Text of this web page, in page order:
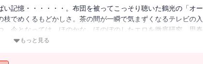
記憶・・・・・・。布団を被ってこっそり聴いた鶴光の「オー
でめくるもどかしさ。茶の間が一瞬で気まずくなるテレビの入
今となっては、ほのかな、ほのぼのしたエロを徹底研究。思春
、日本人が感じるエロティシズムの本質に迫る傑作エッセイ！
もっと見る